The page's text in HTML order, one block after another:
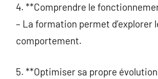
4. **Comprendre le
– La formation permet
comportement.
5. **Optimiser sa propre